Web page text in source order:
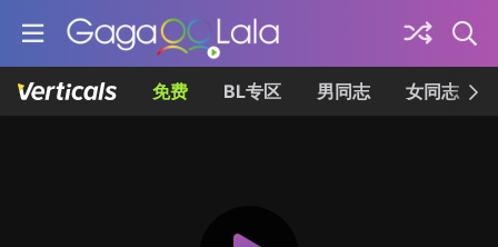
免费 BL专区 男同志 女同志